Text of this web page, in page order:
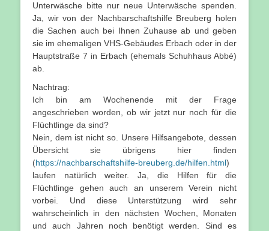
Unterwäsche bitte nur neue Unterwäsche spenden.
Ja, wir von der Nachbarschaftshilfe Breuberg holen
die Sachen auch bei Ihnen Zuhause ab und geben
sie im ehemaligen VHS-Gebäudes Erbach oder in der
Hauptstraße 7 in Erbach (ehemals Schuhhaus Abbé)
ab.
Nachtrag:
Ich bin am Wochenende mit der Frage
angeschrieben worden, ob wir jetzt nur noch für die
Flüchtlinge da sind?
Nein, dem ist nicht so. Unsere Hilfsangebote, dessen
Übersicht sie übrigens hier finden
(https://nachbarschaftshilfe-breuberg.de/hilfen.html)
laufen natürlich weiter. Ja, die Hilfen für die
Flüchtlinge gehen auch an unserem Verein nicht
vorbei. Und diese Unterstützung wird sehr
wahrscheinlich in den nächsten Wochen, Monaten
und auch Jahren noch benötigt werden. Sind es